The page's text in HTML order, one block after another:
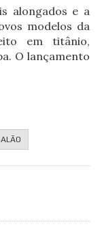
alongados e a
modelos da
em titânio,
O lançamento